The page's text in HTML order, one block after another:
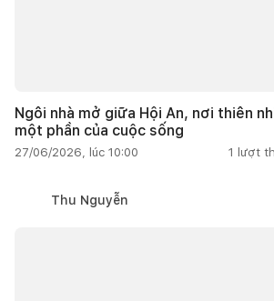
Ngôi nhà mở giữa Hội An, nơi thiên
một phần của cuộc sống
27/06/2026, lúc 10:00 1 lượt
Thu Nguyễn